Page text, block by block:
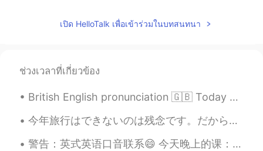
郭偲宸 2019.08.15 04:14
CN EN
😁thx
Tan 2019.08.14 22:50
เปิด HelloTalk เพื่อเข้าร่วมในบทสนทนา
ช่วงเวลาที่เกี่ยวข้อง
British English pronunciation 🇬🇧 Today was really fun as I got to bring my little brother to my...
今年旅行はできないのは残念です。だから新しいフライトシミュレーターに満足しています。😄😄 昨日フライトシミュレーターで関西空港から羽田空港まで飛行機を飛ばしました。来年もう一度日本に行くのを願っ...
警告：英式英语口音联系😄 今天晚上的课：'live' 的意思，发音，和区别。 1. Live (pr: liv) 短音 生活/住在 如：I live in China 2. Live (...